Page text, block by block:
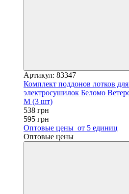
Артикул: 83347
Комплект поддонов лотков
электросушилок Беломо
M (3 шт)
538 грн
595 грн
Оптовые цены от 5 единиц
Оптовые цены